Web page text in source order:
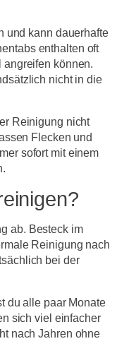
und kann dauerhafte
enthalten oft
können.
nicht in die
Reinigung nicht
Flecken und
sofort mit einem
ab. Besteck im
Reinigung nach
bei der
du alle paar Monate
sich viel einfacher
nach Jahren ohne